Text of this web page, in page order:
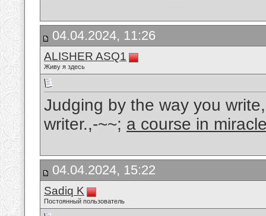
04.04.2024, 11:26
ALISHER ASQ1
Живу я здесь
Judging by the way you
writer.,-~~; a course in
04.04.2024, 15:22
Sadiq K
Постоянный пользователь